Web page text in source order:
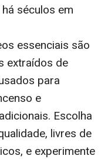
séculos em
essenciais são
extraídos de
para
e
Escolha
livres de
e experimente